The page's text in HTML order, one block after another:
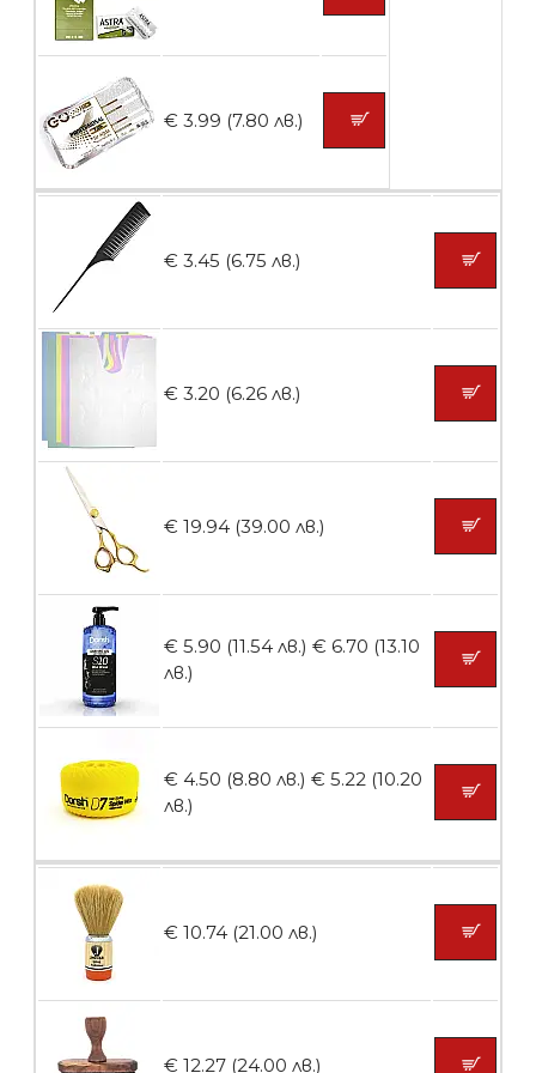
Ваничка за маникюр BMSPA1C
БЕЗПЛАТНО
Пила тип ренде
БЕЗПЛАТНО
Пила тип ренде 2в1
БЕЗПЛАТНО
Пила тип ренде 2в1
€ 3.99 (7.80 лв.)
€ 3.45 (6.75 лв.)
€ 3.20 (6.26 лв.)
€ 19.94 (39.00 лв.)
€ 5.90 (11.54 лв.) € 6.70 (13.10
лв.)
€ 4.50 (8.80 лв.) € 5.22 (10.20
лв.)
€ 10.74 (21.00 лв.)
€ 12.27 (24.00 лв.)